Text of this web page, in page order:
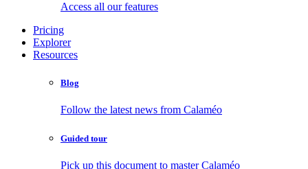
Access all our features
Pricing
Explorer
Resources
Blog
Follow the latest news from Calaméo
Guided tour
Pick up this document to master Calaméo